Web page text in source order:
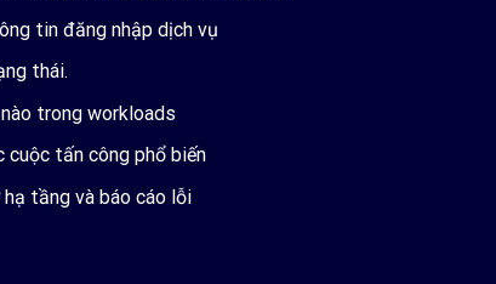
tin đăng nhập dịch vụ
thái.
trong workloads
cuộc tấn công phổ biến
tầng và báo cáo lỗi